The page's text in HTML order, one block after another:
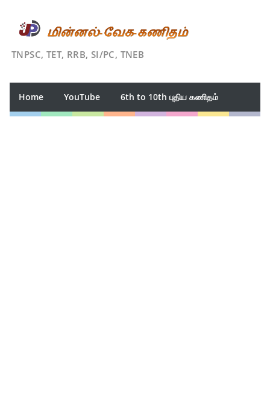
TNPSC, TET, RRB, SI/PC, TNEB
Home YouTube 6th to 10th புதிய கணிதம்